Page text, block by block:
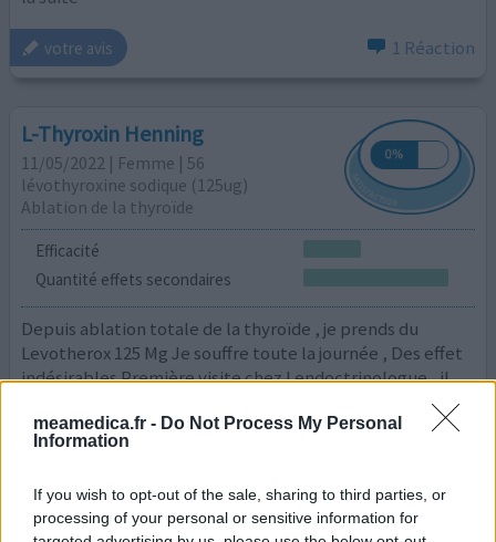
meamedica.fr - Do Not Process My Personal
Information
If you wish to opt-out of the sale, sharing to third parties, or
processing of your personal or sensitive information for
votre avis 1 Réaction
L-Thyroxin Henning
11/05/2022 | Femme | 56
lévothyroxine sodique (125ug)
Ablation de la thyroïde
Efficacité
Quantité effets secondaires
Depuis ablation totale de la thyroïde , je prends du
Levotherox 125 Mg Je souffre toute la journée , Des effet
indésirables Première visite chez l endoctrinologue , il
m’a consulté et m’a dit de patienter jusqu’à l effet du
Médicaments, car y’a pas mieux Que cette molécule
Comme je suis hypertendu et je prend des Médicaments
votre avis 0 réactions